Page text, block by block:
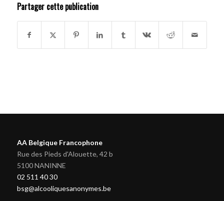
Partager cette publication
AA Belgique Francophone
Rue des Pieds d'Alouette, 42 b
5100 NANINNE
02 511 40 30
bsg@alcooliquesanonymes.be